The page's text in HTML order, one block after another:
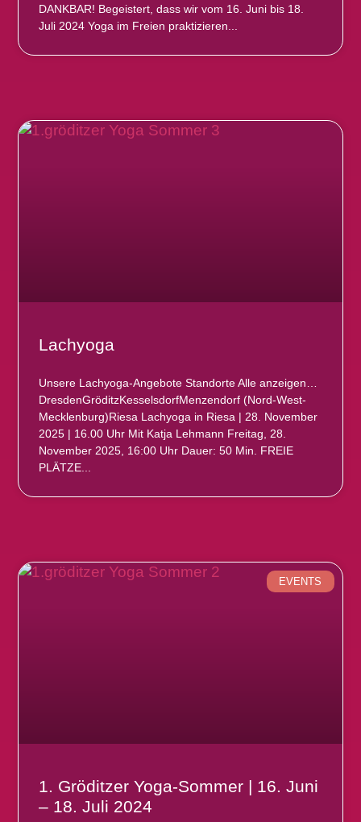
DANKBAR! Begeistert, dass wir vom 16. Juni bis 18.
Juli 2024 Yoga im Freien praktizieren
Lachyoga
Unsere Lachyoga-Angebote Standorte Alle anzeigen…
DresdenGröditzKesselsdorfMenzendorf (Nord-West-
Mecklenburg)Riesa Lachyoga in Riesa | 28. November
2025 | 16.00 Uhr Mit Katja Lehmann Freitag, 28.
November 2025, 16:00 Uhr Dauer: 50 Min. FREIE
PLÄTZE
EVENTS
1. Gröditzer Yoga-Sommer | 16. Juni
– 18. Juli 2024